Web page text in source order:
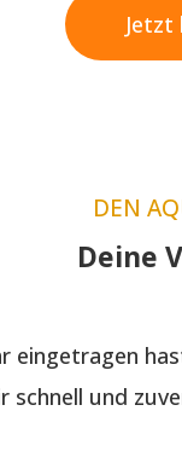
Jetzt
DEN
Deine
und